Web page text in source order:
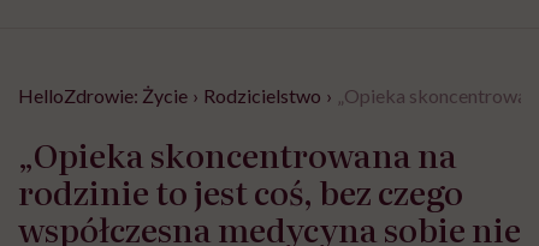
HelloZdrowie: Życie › Rodzicielstwo › „Opieka
„Opieka skoncentrowana na
rodzinie to jest coś, bez czego
współczesna medycyna sobie nie